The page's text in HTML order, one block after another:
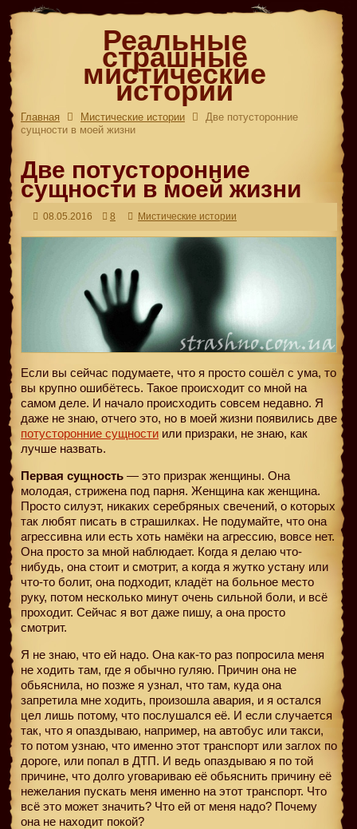
Реальные
страшные
мистические
истории
Главная Мистические истории
Две потусторонние
сущности в моей жизни
Две потусторонние
сущности в моей жизни
08.05.2016 8 Мистические истории
Если вы сейчас подумаете, что я просто сошёл с ума, то
вы крупно ошибётесь. Такое происходит со мной на
самом деле. И начало происходить совсем недавно. Я
даже не знаю, отчего это, но в моей жизни появились две
потусторонние сущности или призраки, не знаю, как
лучше назвать.
Первая сущность — это призрак женщины. Она
молодая, стрижена под парня. Женщина как женщина.
Просто силуэт, никаких серебряных свечений, о которых
так любят писать в страшилках. Не подумайте, что она
агрессивна или есть хоть намёки на агрессию, вовсе нет.
Она просто за мной наблюдает. Когда я делаю что-
нибудь, она стоит и смотрит, а когда я жутко устану или
что-то болит, она подходит, кладёт на больное место
руку, потом несколько минут очень сильной боли, и всё
проходит. Сейчас я вот даже пишу, а она просто
смотрит.
Я не знаю, что ей надо. Она как-то раз попросила меня
не ходить там, где я обычно гуляю. Причин она не
обьяснила, но позже я узнал, что там, куда она
запретила мне ходить, произошла авария, и я остался
цел лишь потому, что послушался её. И если случается
так, что я опаздываю, например, на автобус или такси,
то потом узнаю, что именно этот транспорт или заглох по
дороге, или попал в ДТП. И ведь опаздываю я по той
причине, что долго уговариваю её обьяснить причину её
нежелания пускать меня именно на этот транспорт. Что
всё это может значить? Что ей от меня надо? Почему
она не находит покой?